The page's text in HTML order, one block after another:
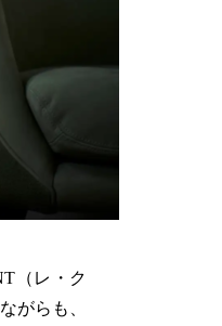
（レ・ク
がらも、